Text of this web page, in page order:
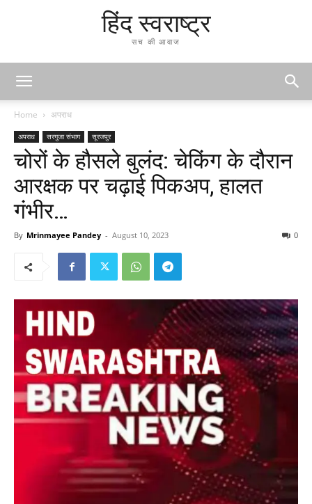
हिंद स्वराष्ट्र
सच की आवाज
Home अपराध
अपराध सरगुजा संभाग सूरजपुर
चोरों के हौसले बुलंद: चेकिंग के दौरान
आरक्षक पर चढ़ाई पिकअप, हालत
गंभीर…
By Mrinmayee Pandey - August 10, 2023 0